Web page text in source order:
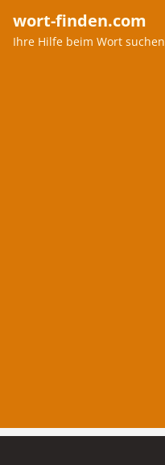
wort-finden.com
Ihre Hilfe beim Wort suchen